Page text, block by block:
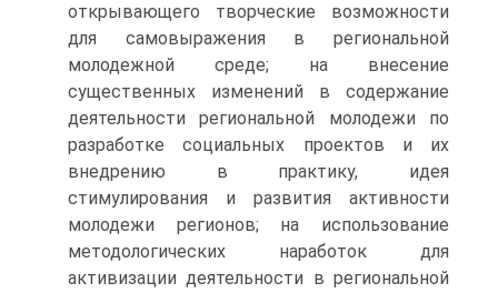
открывающего творческие возможности
для самовыражения в региональной
молодежной среде; на внесение
существенных изменений в содержание
деятельности региональной молодежи по
разработке социальных проектов и их
внедрению в практику, идея
стимулирования и развития активности
молодежи регионов; на использование
методологических наработок для
активизации деятельности в региональной